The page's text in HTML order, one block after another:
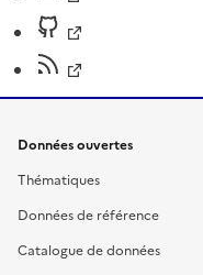
Données ouvertes
Thématiques
Données de référence
Catalogue de données